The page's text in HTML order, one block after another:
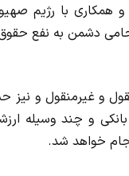
و همکاری با رژیم
و غیرمنقول و نیز
و چند وسیله
خواهد شد.